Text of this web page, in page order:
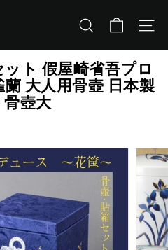
サイトを検索する
ナビ
ト 假屋崎省吾プロ
大人用骨壺 日本製
骨壺大